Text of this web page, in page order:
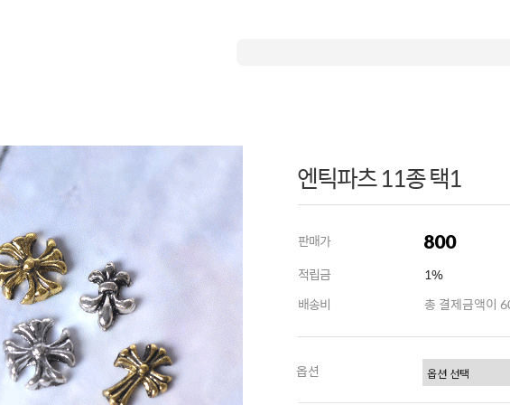
엔틱파츠 11종 택1
판매가 800
적립금
1%
배송비
총 결제금액이
옵션